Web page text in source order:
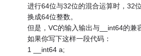
进行64位与32位的混合运算时，32
换成64位整数。
但是，VC的输入输出与__int64的兼
如果你写下这样一段代码：
1 __int64 a;